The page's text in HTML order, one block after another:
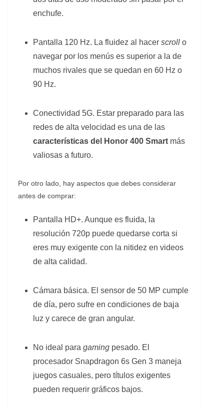
enchufe.
Pantalla 120 Hz. La fluidez al hacer scroll o
navegar por los menús es superior a la de
muchos rivales que se quedan en 60 Hz o
90 Hz.
Conectividad 5G. Estar preparado para las
redes de alta velocidad es una de las
características del Honor 400 Smart más
valiosas a futuro.
Por otro lado, hay aspectos que debes considerar
antes de comprar:
Pantalla HD+. Aunque es fluida, la
resolución 720p puede quedarse corta si
eres muy exigente con la nitidez en videos
de alta calidad.
Cámara básica. El sensor de 50 MP cumple
de día, pero sufre en condiciones de baja
luz y carece de gran angular.
No ideal para gaming pesado. El
procesador Snapdragon 6s Gen 3 maneja
juegos casuales, pero títulos exigentes
pueden requerir gráficos bajos.